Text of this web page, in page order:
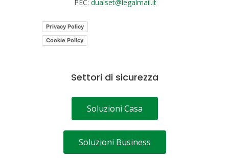
PEC: dualset@legalmail.it
Privacy Policy
Cookie Policy
Settori di sicurezza
Soluzioni Casa
Soluzioni Business